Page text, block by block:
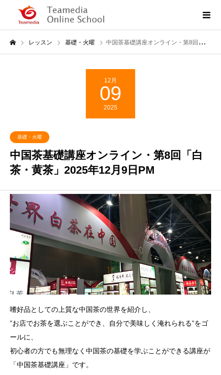
レッスン 基礎・火曜 中国茶基礎講座オンライン・第8回「白茶・黄茶」2025年12月9日PM
12月
09
2025
基礎・火曜
中国茶基礎講座オンライン・第8回「白
茶・黄茶」2025年12月9日PM
嗜好品としての上質な中国茶の世界を紹介し、
”お店でお茶を選ぶことができ、自分で美味しく淹れられる”をゴ
ールに、
初心者の方でも無理なく中国茶の基礎を学ぶことができる講座が
「中国茶基礎講座」です。